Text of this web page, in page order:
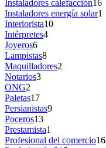
Instaladores calefacción16
Instaladores energía solar1
Interiorista10
Intérpretes4
Joyeros6
Lampistas8
Maquilladores2
Notarios3
ONG2
Paletas17
Persianistas9
Poceros13
Prestamista1
Profesional del comercio16